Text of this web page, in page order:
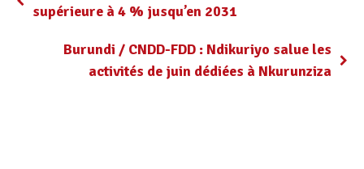
supérieure à 4 % jusqu’en 2031
Burundi / CNDD-FDD : Ndikuriyo salue les
activités de juin dédiées à Nkurunziza